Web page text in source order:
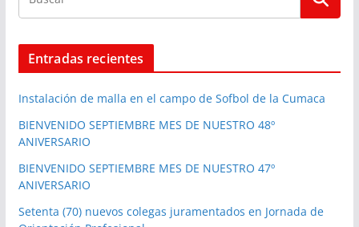
Entradas recientes
Instalación de malla en el campo de Sofbol de la Cumaca
BIENVENIDO SEPTIEMBRE MES DE NUESTRO 48º
ANIVERSARIO
BIENVENIDO SEPTIEMBRE MES DE NUESTRO 47º
ANIVERSARIO
Setenta (70) nuevos colegas juramentados en Jornada de